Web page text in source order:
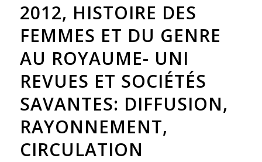
2012, HISTOIRE DES
FEMMES ET DU GENRE
AU ROYAUME- UNI
REVUES ET SOCIÉTÉS
SAVANTES: DIFFUSION,
RAYONNEMENT,
CIRCULATION